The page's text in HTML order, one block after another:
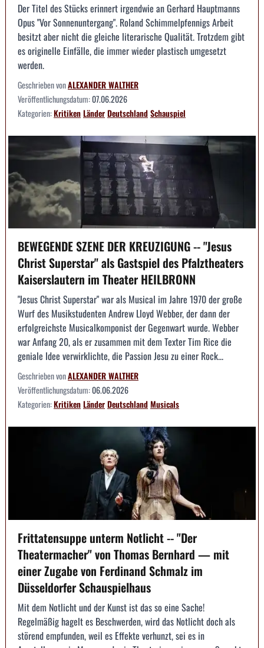
Der Titel des Stücks erinnert irgendwie an Gerhard Hauptmanns
Opus "Vor Sonnenuntergang". Roland Schimmelpfennigs Arbeit
besitzt aber nicht die gleiche literarische Qualität. Trotzdem gibt
es originelle Einfälle, die immer wieder plastisch umgesetzt
werden.
Geschrieben vonALEXANDER WALTHER
Veröffentlichungsdatum:07.06.2026
Kategorien:KritikenLänderDeutschlandSchauspiel
BEWEGENDE SZENE DER KREUZIGUNG -- "Jesus
Christ Superstar" als Gastspiel des Pfalztheaters
Kaiserslautern im Theater HEILBRONN
"Jesus Christ Superstar" war als Musical im Jahre 1970 der große
Wurf des Musikstudenten Andrew Lloyd Webber, der dann der
erfolgreichste Musicalkomponist der Gegenwart wurde. Webber
war Anfang 20, als er zusammen mit dem Texter Tim Rice die
geniale Idee verwirklichte, die Passion Jesu zu einer Rock...
Geschrieben vonALEXANDER WALTHER
Veröffentlichungsdatum:06.06.2026
Kategorien:KritikenLänderDeutschlandMusicals
Frittatensuppe unterm Notlicht -- "Der
Theatermacher" von Thomas Bernhard — mit
einer Zugabe von Ferdinand Schmalz im
Düsseldorfer Schauspielhaus
Mit dem Notlicht und der Kunst ist das so eine Sache!
Regelmäßig hagelt es Beschwerden, wird das Notlicht doch als
störend empfunden, weil es Effekte verhunzt, sei es in